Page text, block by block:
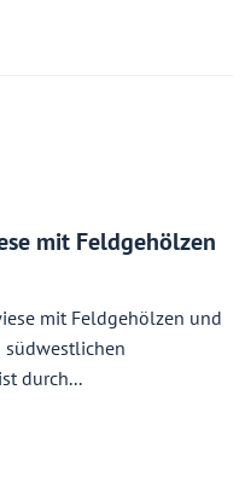
mit Feldgehölzen
mit Feldgehölzen und
südwestlichen
durch...